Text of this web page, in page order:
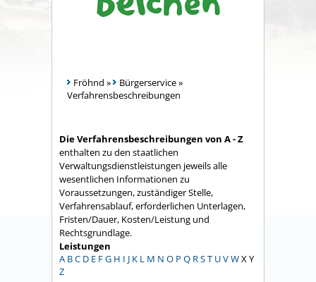
Fröhnd » Bürgerservice»
Verfahrensbeschreibungen
Die Verfahrensbeschreibungen von A - Z
enthalten zu den staatlichen
Verwaltungsdienstleistungen jeweils alle
wesentlichen Informationen zu
Voraussetzungen, zuständiger Stelle,
Verfahrensablauf, erforderlichen Unterlagen,
Fristen/Dauer, Kosten/Leistung und
Rechtsgrundlage.
Leistungen
A BC D E FG H I J K L M N O P Q RST UVWX Y
Z